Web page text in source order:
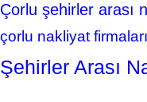
Çorlu şehirler arası
çorlu nakliyat firmaları
Şehirler Arası